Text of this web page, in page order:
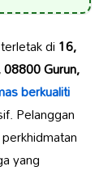
di16,
Gurun,
berkualiti
Pelanggan
yang